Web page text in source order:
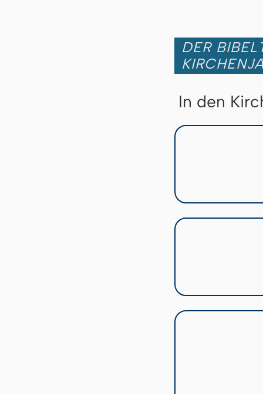
DER
In den